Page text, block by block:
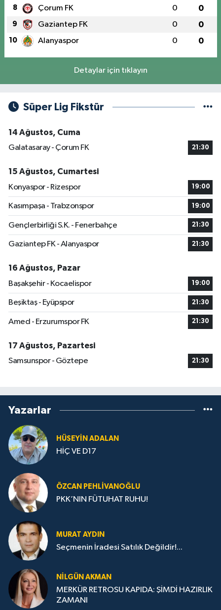
8 Çorum FK 0 0
9 Gaziantep FK 0 0
10 Alanyaspor 0 0
Detaylar için tıklayın
Süper Lig Fikstür
14 Ağustos, Cuma
Galatasaray - Çorum FK
21:30
15 Ağustos, Cumartesi
Konyaspor - Rizespor
19:00
Kasımpaşa - Trabzonspor 19:00
Gençlerbirliği S.K. - Fenerbahçe 21:30
Gaziantep FK - Alanyaspor 21:30
16 Ağustos, Pazar
Başakşehir - Kocaelispor
19:00
Beşiktaş - Eyüpspor 21:30
Amed - Erzurumspor FK 21:30
17 Ağustos, Pazartesi
Samsunspor - Göztepe
21:30
Yazarlar
HÜSEYIN ADALAN
HİÇ VE D17
ÖZCAN PEHLIVANOĞLU
PKK’NIN FÜTUHAT RUHU!
MURAT AYDIN
Seçmenin İradesi Satılık Değildir!...
NILGÜN AKMAN
MERKÜR RETROSU KAPIDA: ŞİMDİ HAZIRLIK
ZAMANI